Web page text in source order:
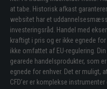
at tabe. Historisk afkast
websitet har et
investeringsråd. Handel med
kraftigt i pris og er ikke egnede
ikke omfattet af EU-regulering.
gearede handelsprodukter, som
egnede for enhver. Det er muligt,
CFD’er er komplekse